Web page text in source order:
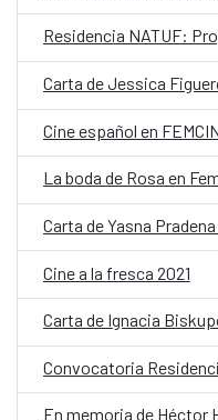
Residencia NATUF:
Cine español en
La boda de Rosa en
Carta de Yasna
Cine a la fresca 2021
Carta de Ignacia
Convocatoria
En memoria de Héctor